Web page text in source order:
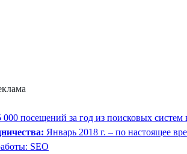
посещений за год из поисковых
Январь 2018 г. – по настоящее
SEO